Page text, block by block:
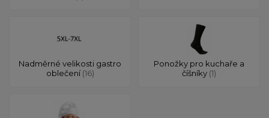
Nadměrné velikosti gastro
oblečení(16)
Ponožky pro kuchaře a
číšníky (1)